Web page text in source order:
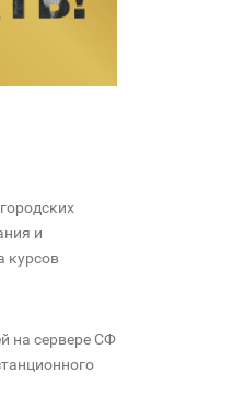
и
курсов
на сервере СФ